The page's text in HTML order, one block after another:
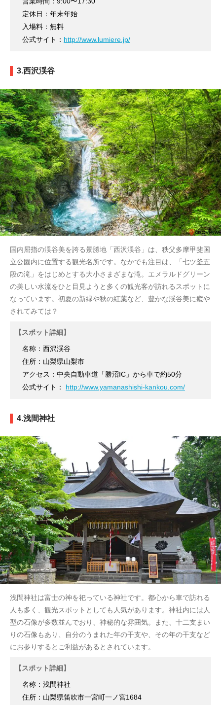
定休日：年末年始
入場料：無料
公式サイト： http://www.lumiere.jp/
3.西沢渓谷
国内屈指の渓谷美を誇る景勝地「西沢渓谷」は、秩父多摩甲斐国
立公園内に位置する観光名所です。なかでも注目は、「七ツ釜五
段の滝」をはじめとする大小さまざまな滝。エメラルドグリーン
の美しい水流をひと目見ようと多くの観光客が訪れるスポットに
なっています。初夏の新緑や秋の紅葉など、豊かな渓谷美に癒や
されてみては？
【スポット詳細】
名称：西沢渓谷
住所：山梨県山梨市
アクセス：中央自動車道「勝沼IC」から車で約50分
公式サイト： http://www.yamanashishi-kankou.com/
4.浅間神社
浅間神社は富士の神を祀っている神社です。都心から車で訪れる
人も多く、観光スポットとしても人気があります。神社内には人
型の石像が多数並んでおり、神秘的な雰囲気。また、十二支まい
りの石像もあり、自分のうまれた年の干支や、その年の干支など
にお参りするとご利益があるとされています。
【スポット詳細】
名称：浅間神社
住所：山梨県笛吹市一宮町一ノ宮1684